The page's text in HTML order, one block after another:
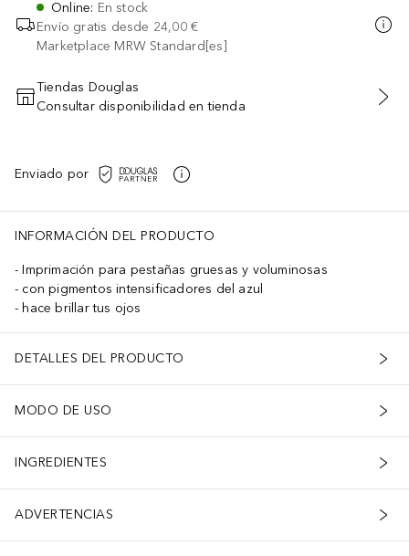
Online: En stock
Envío gratis desde 24,00 €
Marketplace MRW Standard[es]
AÑADIR AL CARRITO
Tiendas Douglas
Consultar disponibilidad en tienda
Enviado por
INFORMACIÓN DEL PRODUCTO
Imprimación para pestañas gruesas y voluminosas
con pigmentos intensificadores del azul
hace brillar tus ojos
DETALLES DEL PRODUCTO
MODO DE USO
INGREDIENTES
ADVERTENCIAS